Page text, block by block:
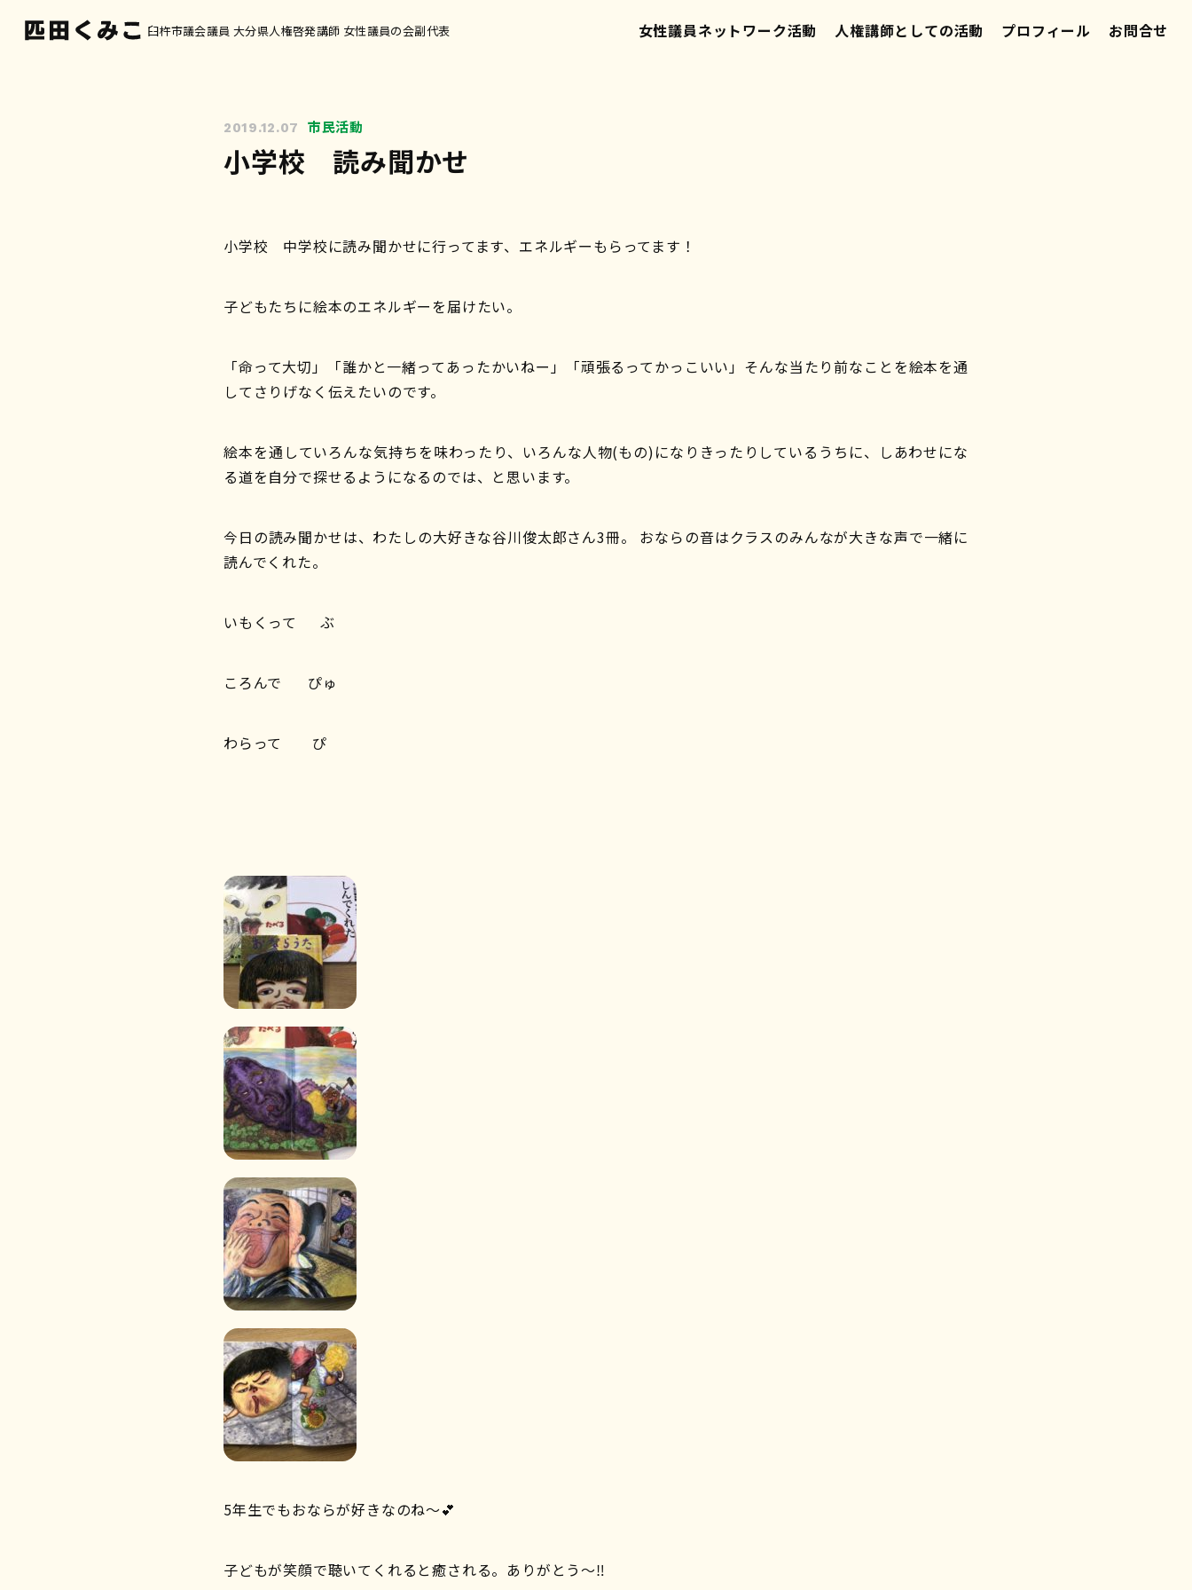
臼杵市議会議員 大分県人権啓発講師 女性議員の会副代表 女性議員ネットワーク活動 人権講師としての活動 プロフィール お問合せ
2019.12.07 市民活動
小学校 読み聞かせ
小学校 中学校に読み聞かせに行ってます、エネルギーもらってます！
子どもたちに絵本のエネルギーを届けたい。
「命って大切」「誰かと一緒ってあったかいねー」「頑張るってかっこいい」そんな当たり前なことを絵本を通
してさりげなく伝えたいのです。
絵本を通していろんな気持ちを味わったり、いろんな人物(もの)になりきったりしているうちに、しあわせにな
る道を自分で探せるようになるのでは、と思います。
今日の読み聞かせは、わたしの大好きな谷川俊太郎さん3冊。 おならの音はクラスのみんなが大きな声で一緒に
読んでくれた。
いもくって ぶ
ころんで ぴゅ
わらって ぴ
5年生でもおならが好きなのね〜💕
子どもが笑顔で聴いてくれると癒される。ありがとう〜‼︎